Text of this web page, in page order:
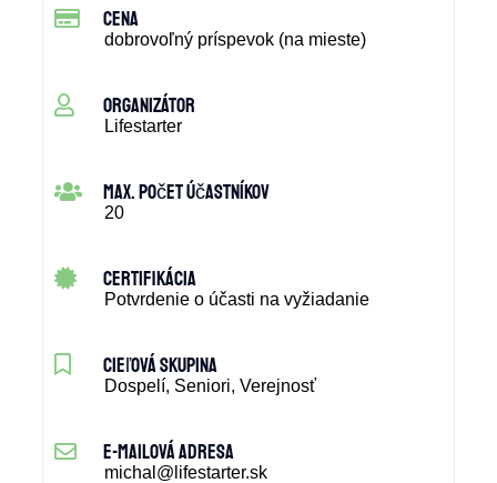
cena
dobrovoľný príspevok (na mieste)
organizátor
Lifestarter
max. počet účastníkov
20
certifikácia
Potvrdenie o účasti na vyžiadanie
cieľová skupina
Dospelí, Seniori, Verejnosť
e-mailová adresa
michal@lifestarter.sk